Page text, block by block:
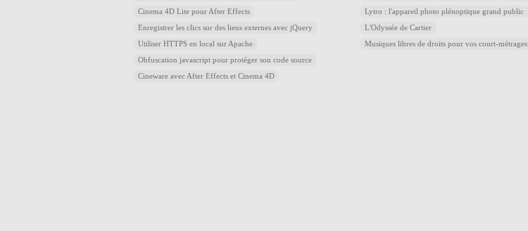
Cinema 4D Lite pour After Effects
Enregistrer les clics sur des liens externes avec jQuery
Utiliser HTTPS en local sur Apache
Obfuscation javascript pour protéger son code source
Cineware avec After Effects et Cinema 4D
Lytro : l'appareil photo plénoptique grand public
L'Odyssée de Cartier
Musiques libres de droits pour vos court-métrages